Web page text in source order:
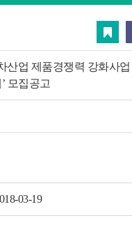
트위터 카
산업 제품경쟁력 강화사업
모집공고
03-19